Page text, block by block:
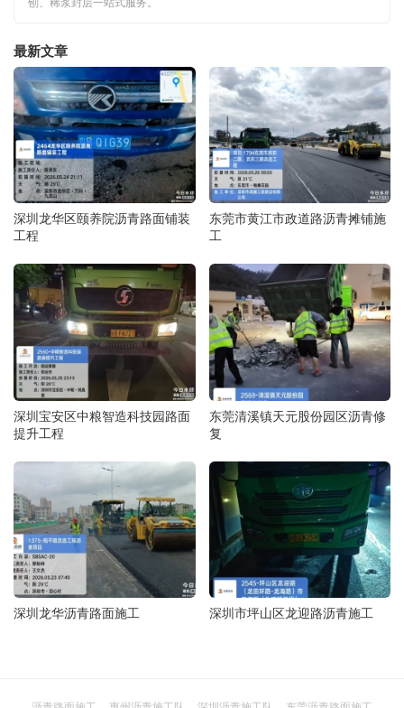
最新文章
深圳龙华区颐养院沥青路面铺装
工程
东莞市黄江市政道路沥青摊铺施
工
深圳宝安区中粮智造科技园路面
提升工程
东莞清溪镇天元股份园区沥青修
复
深圳龙华沥青路面施工 深圳市坪山区龙迎路沥青施工